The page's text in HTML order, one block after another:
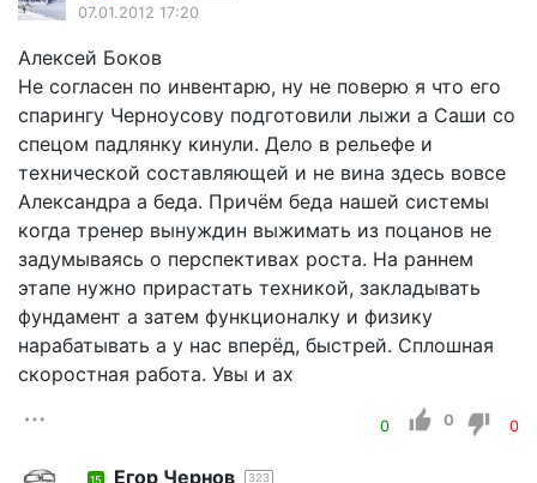
07.01.2012 17:20
Алексей Боков
Не согласен по инвентарю, ну не поверю я что его
спарингу Черноусову подготовили лыжи а Саши со
спецом падлянку кинули. Дело в рельефе и
технической составляющей и не вина здесь вовсе
Александра а беда. Причём беда нашей системы
когда тренер вынуждин выжимать из поцанов не
задумываясь о перспективах роста. На раннем
этапе нужно прирастать техникой, закладывать
фундамент а затем функционалку и физику
нарабатывать а у нас вперёд, быстрей. Сплошная
скоростная работа. Увы и ах
0 0 0
Егор Чернов 323